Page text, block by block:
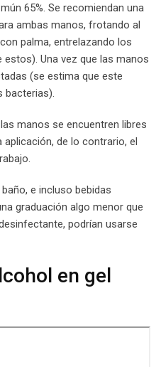
65%. Se recomiendan una
ambas manos, frotando al
palma, entrelazando los
Una vez que las manos
(se estima que este
bacterias).
manos se encuentren libres
de lo contrario, el
e incluso bebidas
graduación algo menor que
podrían usarse
en gel